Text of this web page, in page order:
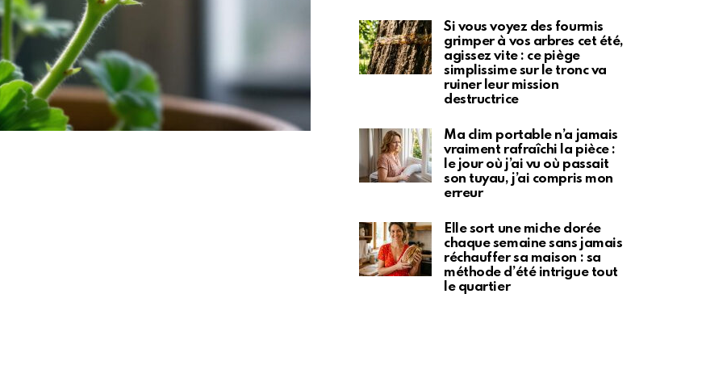
Si vous voyez des fourmis
grimper à vos arbres cet été,
agissez vite : ce piège
simplissime sur le tronc va
ruiner leur mission
destructrice
Ma clim portable n’a jamais
vraiment rafraîchi la pièce :
le jour où j’ai vu où passait
son tuyau, j’ai compris mon
erreur
Elle sort une miche dorée
chaque semaine sans jamais
réchauffer sa maison : sa
méthode d’été intrigue tout
le quartier